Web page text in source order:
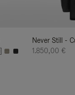
Never Still -
1.850,00 €